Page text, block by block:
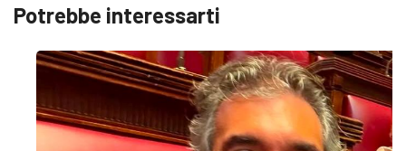
Potrebbe interessarti